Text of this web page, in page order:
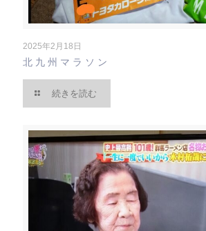
2025年2月18日
北九州マラソン
続きを読む